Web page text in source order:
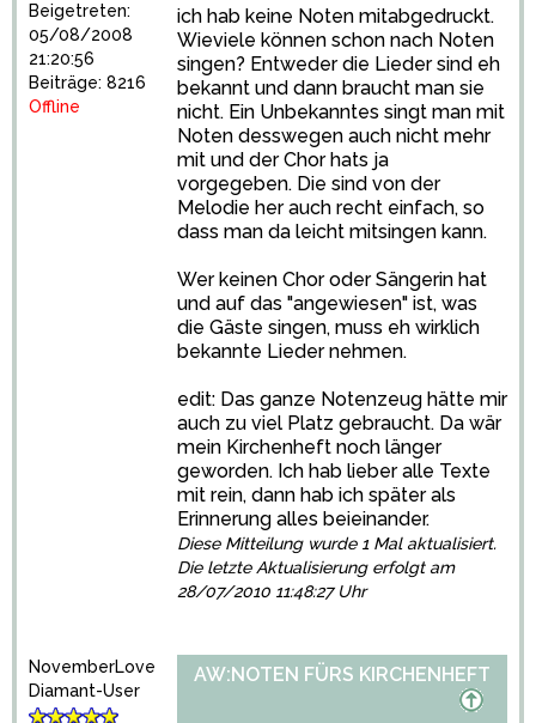
Beigetreten:
05/08/2008
21:20:56
Beiträge: 8216
Offline
ich hab keine Noten mitabgedruckt.
Wieviele können schon nach Noten
singen? Entweder die Lieder sind eh
bekannt und dann braucht man sie
nicht. Ein Unbekanntes singt man mit
Noten desswegen auch nicht mehr
mit und der Chor hats ja
vorgegeben. Die sind von der
Melodie her auch recht einfach, so
dass man da leicht mitsingen kann.
Wer keinen Chor oder Sängerin hat
und auf das "angewiesen" ist, was
die Gäste singen, muss eh wirklich
bekannte Lieder nehmen.
edit: Das ganze Notenzeug hätte mir
auch zu viel Platz gebraucht. Da wär
mein Kirchenheft noch länger
geworden. Ich hab lieber alle Texte
mit rein, dann hab ich später als
Erinnerung alles beieinander.
Diese Mitteilung wurde 1 Mal aktualisiert.
Die letzte Aktualisierung erfolgt am
28/07/2010 11:48:27 Uhr
NovemberLove
Diamant-User
AW:NOTEN FÜRS KIRCHENHEFT